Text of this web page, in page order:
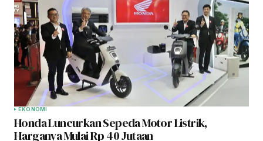
EKONOMI
Honda Luncurkan Sepeda Motor Listrik,
Harganya Mulai Rp 40 Jutaan